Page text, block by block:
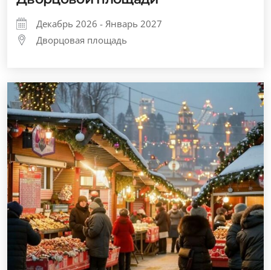
Декабрь 2026 - Январь 2027
Дворцовая площадь